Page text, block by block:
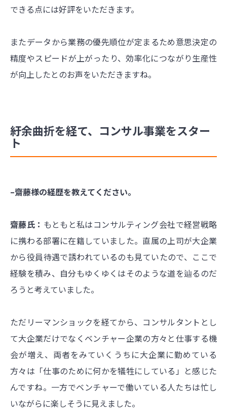
できる点には好評をいただきます。
またデータから業務の優先順位が定まるため意思決定の
精度やスピードが上がったり、効率化につながり生産性
が向上したとのお声をいただきますね。
紆余曲折を経て、コンサル事業をスター
ト
–齋藤様の経歴を教えてください。
齋藤氏： もともと私はコンサルティング会社で経営戦略
に携わる部署に在籍していました。直属の上司が大企業
から役員待遇で誘われているのも見ていたので、ここで
経験を積み、自分もゆくゆくはそのような道を辿るのだ
ろうと考えていました。
ただリーマンショックを経てから、コンサルタントとし
て大企業だけでなくベンチャー企業の方々と仕事する機
会が増え、両者をみていくうちに大企業に勤めている
方々は「仕事のために何かを犠牲にしている」と感じた
んですね。一方でベンチャーで働いている人たちは忙し
いながらに楽しそうに見えました。